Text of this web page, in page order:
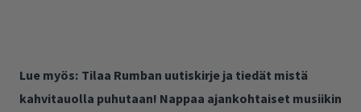
Lue myös: Tilaa Rumban uutiskirje ja tiedät mistä
kahvitauolla puhutaan! Nappaa ajankohtaiset musiikin